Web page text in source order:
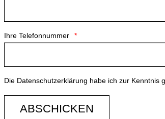
Ihre Telefonnummer
Die Datenschutzerklärung habe ich zur Kenntnis
ABSCHICKEN